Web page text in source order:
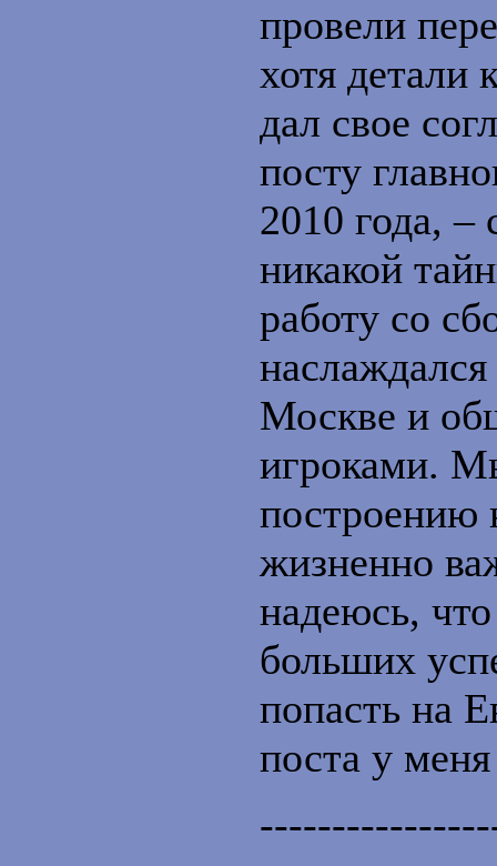
провели
хотя детали
дал свое
посту
2010 года, –
никакой
работу со
Москве и
игроками.
построению
жизненно
надеюсь,
больших
попасть на
поста у